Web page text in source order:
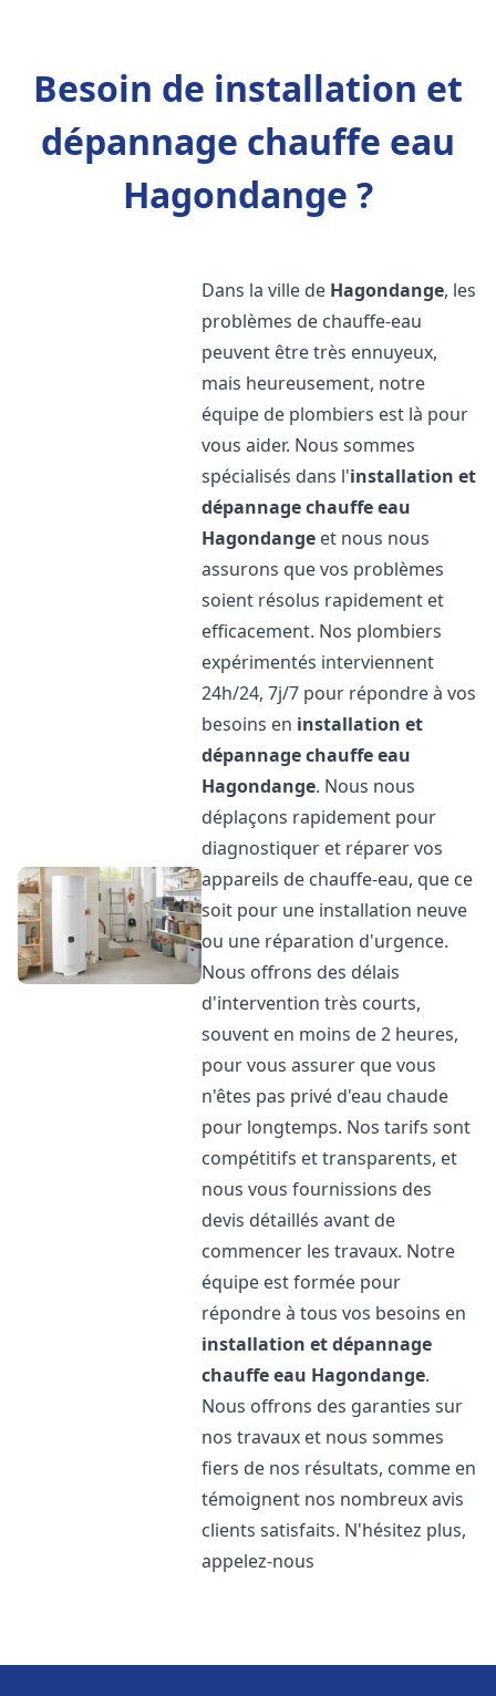
Besoin de installation et
dépannage chauffe eau
Hagondange ?
Dans la ville de Hagondange, les
problèmes de chauffe-eau
peuvent être très ennuyeux,
mais heureusement, notre
équipe de plombiers est là pour
vous aider. Nous sommes
spécialisés dans l'installation et
dépannage chauffe eau
Hagondange et nous nous
assurons que vos problèmes
soient résolus rapidement et
efficacement. Nos plombiers
expérimentés interviennent
24h/24, 7j/7 pour répondre à vos
besoins en installation et
dépannage chauffe eau
Hagondange. Nous nous
déplaçons rapidement pour
diagnostiquer et réparer vos
appareils de chauffe-eau, que ce
soit pour une installation neuve
ou une réparation d'urgence.
Nous offrons des délais
d'intervention très courts,
souvent en moins de 2 heures,
pour vous assurer que vous
n'êtes pas privé d'eau chaude
pour longtemps. Nos tarifs sont
compétitifs et transparents, et
nous vous fournissions des
devis détaillés avant de
commencer les travaux. Notre
équipe est formée pour
répondre à tous vos besoins en
installation et dépannage
chauffe eau Hagondange.
Nous offrons des garanties sur
nos travaux et nous sommes
fiers de nos résultats, comme en
témoignent nos nombreux avis
clients satisfaits. N'hésitez plus,
appelez-nous